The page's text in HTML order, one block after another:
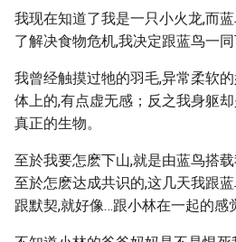
我现在知道了我是一只小火龙,而
了解决食物危机,我决定跟蓝鸟一同
我曾经触摸过牠的羽毛,异常柔软
体上的,有点虚无感；反之我身躯
真正的生物。
至於我要怎麽下山,就是由蓝鸟搭
至於怎麽达成共识的,这几天我跟
跟默契,就好像…跟小林在一起的感